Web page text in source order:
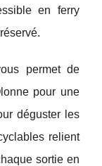
en ferry
permet de
pour une
déguster les
relient
sortie en